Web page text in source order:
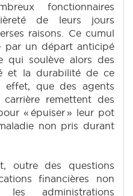
fonctionnaires
de leurs jours
raisons. Ce cumul
par un départ anticipé
qui soulève alors des
et la durabilité de ce
effet, que des agents
remettent des
« épuiser » leur pot
non pris durant
outre des questions
financières non
les administrations